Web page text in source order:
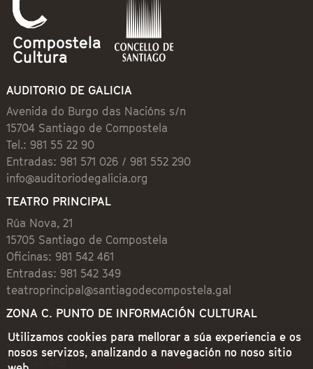
AUDITORIO DE GALICIA
Avenida do Burgo das Nacións s/n
15704 Santiago de Compostela
Tel.: 981 55 22 90
Entradas: 981 571 026 / 981 552 290
info@auditoriodegalicia.org
TEATRO PRINCIPAL
Rúa Nova, 21
15705 Santiago de Compostela
Oficinas: 981 542 461
Entradas: 981 542 349
teatroprincipal@santiagodecompostela.gal
ZONA C. PUNTO DE INFORMACIÓN CULTURAL
Preguntoiro, 1 (Praza de Cervantes)
15704 Santiago de Compostela
981 542 462
Utilizamos cookies para mellorar a súa experiencia e os
nosos servizos, analizando a navegación no noso sitio